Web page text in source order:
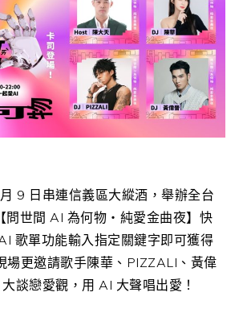
9 日串連信義區大縱酒，舉辦全台
問世間 AI 為何物・純愛金曲夜】快
歌單功能輸入指定關鍵字即可獲得
場更邀請歌手陳華、PIZZALI、黃偉
談戀愛觀，用 AI 大聲唱出愛！